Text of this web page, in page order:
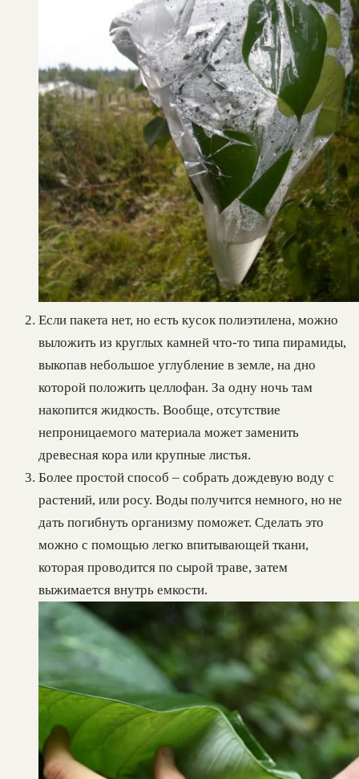
Если пакета нет, но есть кусок полиэтилена, можно
выложить из круглых камней что-то типа пирамиды,
выкопав небольшое углубление в земле, на дно
которой положить целлофан. За одну ночь там
накопится жидкость. Вообще, отсутствие
непроницаемого материала может заменить
древесная кора или крупные листья.
Более простой способ – собрать дождевую воду с
растений, или росу. Воды получится немного, но не
дать погибнуть организму поможет. Сделать это
можно с помощью легко впитывающей ткани,
которая проводится по сырой траве, затем
выжимается внутрь емкости.